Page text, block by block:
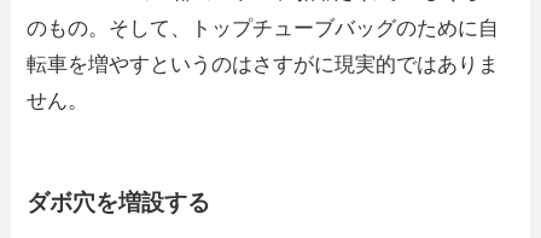
のもの。そして、トップチューブバッグのために自
転車を増やすというのはさすがに現実的ではありま
せん。
ダボ穴を増設する